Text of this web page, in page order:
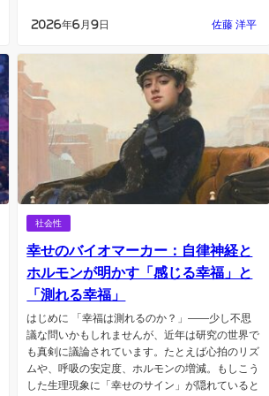
2026年6月9日 佐藤 洋平
社会性
幸せのバイオマーカー：自律神経と
ホルモンが明かす「感じる幸福」と
「測れる幸福」
はじめに 「幸福は測れるのか？」――少し不思
議な問いかもしれませんが、近年は研究の世界で
も真剣に議論されています。たとえば心拍のリズ
ムや、呼吸の安定度、ホルモンの増減。もしこう
した生理現象に「幸せのサイン」が隠れていると